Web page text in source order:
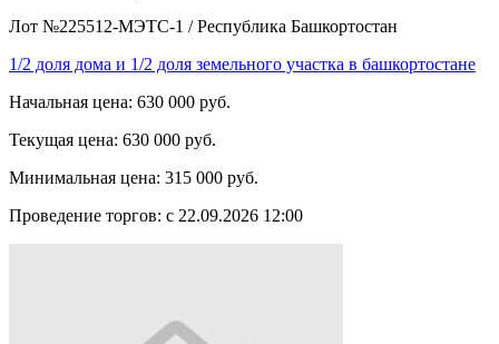
Лот №225512-МЭТС-1 / Республика Башкортостан
1/2 доля дома и 1/2 доля земельного участка в башкортостане
Начальная цена: 630 000 руб.
Текущая цена: 630 000 руб.
Минимальная цена: 315 000 руб.
Проведение торгов: с 22.09.2026 12:00